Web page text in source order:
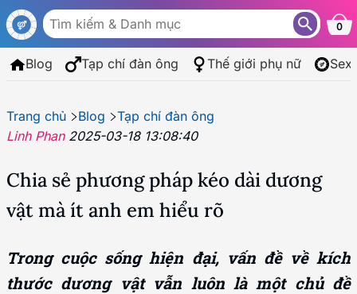
0
Blog Tạp chí đàn ông Thế giới phụ nữ
Trang chủ Blog
Tạp chí đàn ông
Linh Phan 2025-03-18 13:08:40
Chia sẻ phương pháp kéo dài dương
vật mà ít anh em hiểu rõ
Trong cuộc sống hiện đại, vấn đề về kích
thước dương vật vẫn luôn là một chủ đề